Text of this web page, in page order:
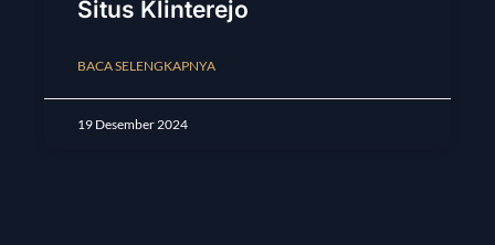
Situs Klinterejo
BACA SELENGKAPNYA
19 Desember 2024